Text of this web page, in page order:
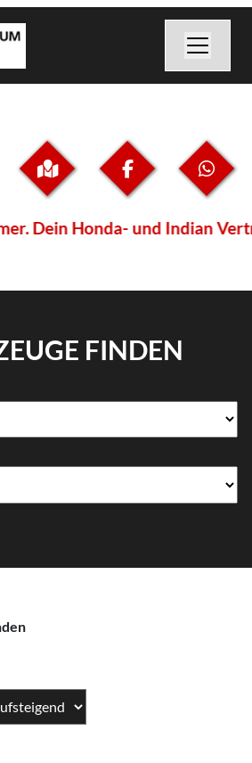
Vertragshändler am
FINDEN